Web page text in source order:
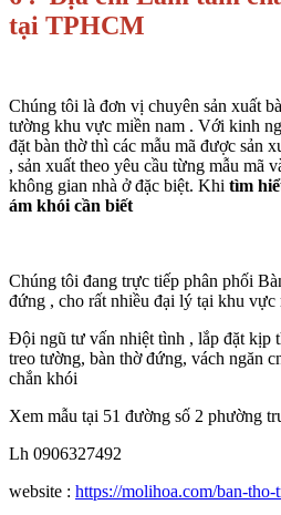
tại TPHCM
Chúng tôi là đơn vị chuyên sản xuất
tường khu vực miền nam . Với kinh
đặt bàn thờ thì các mẫu mã được sản
, sản xuất theo yêu cầu từng mẫu mã
không gian nhà ở đặc biệt. Khi tìm
ám khói cần biết
Chúng tôi đang trực tiếp phân phối
đứng , cho rất nhiều đại lý tại khu vực
Đội ngũ tư vấn nhiệt tình , lắp đặt kịp
treo tường, bàn thờ đứng, vách ngăn
chắn khói
Xem mẫu tại 51 đường số 2 phường
Lh 0906327492
website : https://molihoa.com/ban-tho-